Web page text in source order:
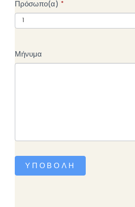
Πρόσωπο(α) *
Μήνυμα
ΥΠΟΒΟΛΉ